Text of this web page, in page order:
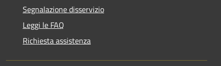
Segnalazione disservizio
Leggi le FAQ
Richiesta assistenza